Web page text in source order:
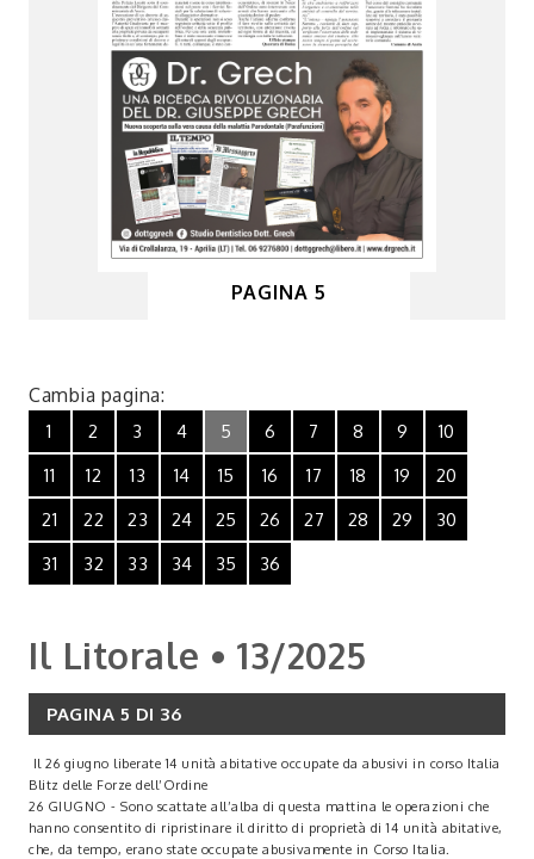
PAGINA 5
Cambia pagina:
1 2 3 4 5 6 7 8 9
10
11
12 13 14 15 16 17 18 19
20
21
22 23 24 25 26 27 28 29
30
31
32 33 34 35 36
Il Litorale • 13/2025
PAGINA 5 DI 36
Il 26 giugno liberate 14 unità abitative occupate da abusivi in corso Italia
Blitz delle Forze dell’Ordine
26 GIUGNO - Sono scattate all’alba di questa mattina le operazioni che
hanno consentito di ripristinare il diritto di proprietà di 14 unità abitative,
che, da tempo, erano state occupate abusivamente in Corso Italia.